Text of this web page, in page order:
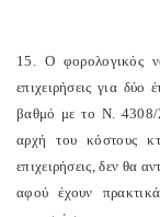
15. Ο φορολογικός
επιχειρήσεις για δύο
βαθμό με το Ν. 4308/
αρχή του κόστους
επιχειρήσεις, δεν θα
αφού έχουν